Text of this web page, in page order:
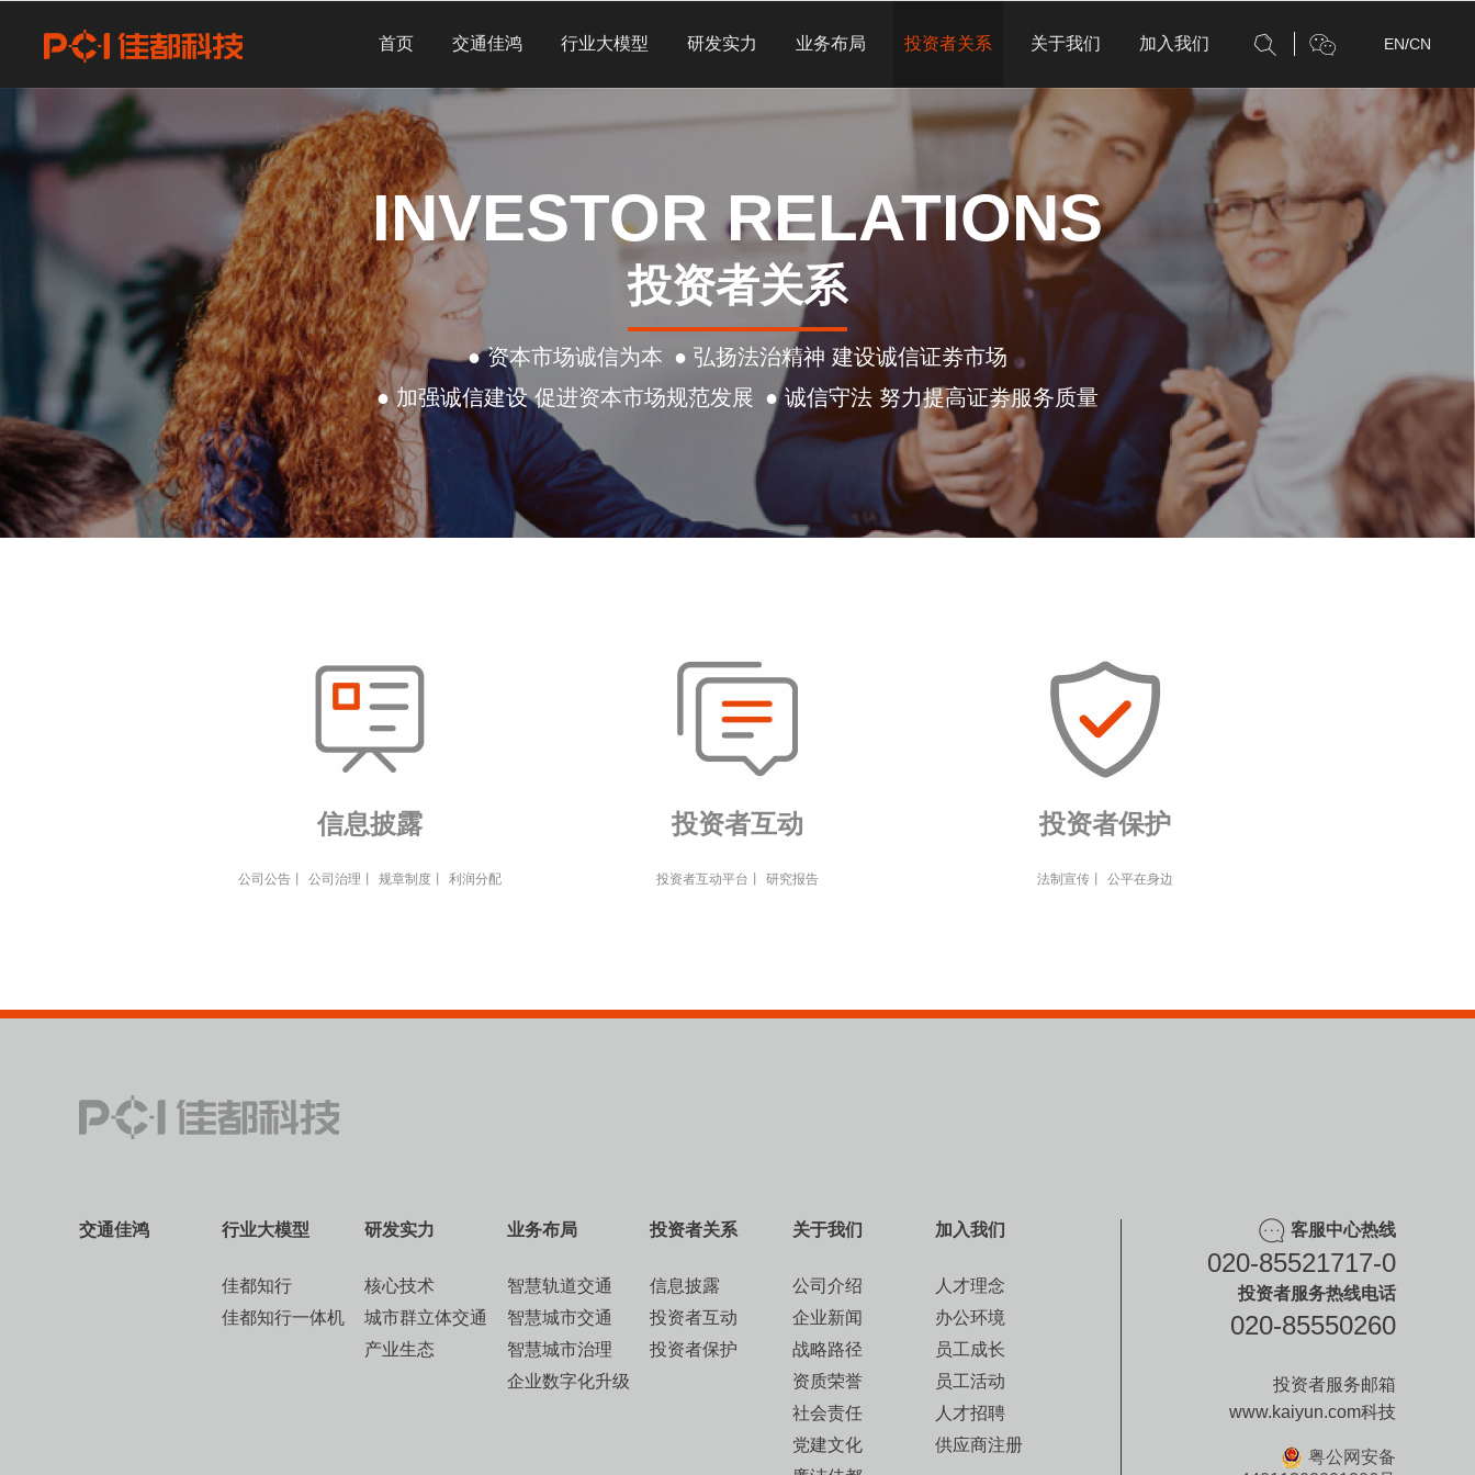
EN/CN
首页 交通佳鸿 行业大模型 研发实力 业务布局 投资者关系 关于我们 加入我们
INVESTOR RELATIONS
投资者关系
● 资本市场诚信为本 ● 弘扬法治精神 建设诚信证劵市场
● 加强诚信建设 促进资本市场规范发展 ● 诚信守法 努力提高证劵服务质量
信息披露
公司公告 公司治理 规章制度 利润分配
投资者互动
投资者互动平台 研究报告
投资者保护
法制宣传 公平在身边
交通佳鸿 行业大模型
佳都知行
佳都知行一体机
研发实力
核心技术
城市群立体交通
产业生态
业务布局
智慧轨道交通
智慧城市交通
智慧城市治理
企业数字化升级
投资者关系
信息披露
投资者互动
投资者保护
关于我们
公司介绍
企业新闻
战略路径
资质荣誉
社会责任
党建文化
加入我们
人才理念
办公环境
员工成长
员工活动
人才招聘
供应商注册
客服中心热线
020-85521717-0
投资者服务热线电话
020-85550260
投资者服务邮箱
www.kaiyun.com科技
粤公网安备